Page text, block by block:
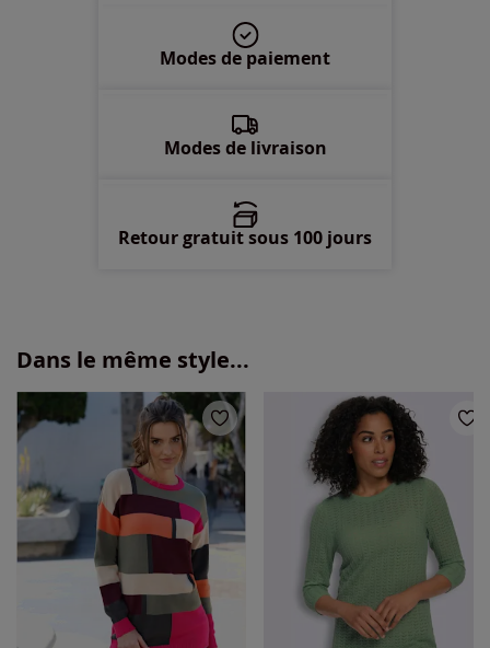
Modes de paiement
Modes de livraison
Retour gratuit sous 100 jours
Dans le même style...